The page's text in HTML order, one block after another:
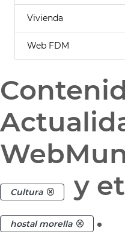
Vivienda
Web FDM
Cultura y
hostal morella .